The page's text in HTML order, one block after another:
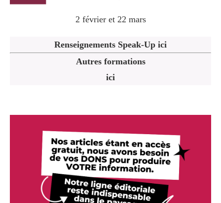
2 février et 22 mars
Renseignements Speak-Up ici
Autres formations
ici